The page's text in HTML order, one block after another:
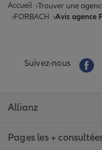
Accueil Trouver une
FORBACH
Avis agence
Suivez-nous
Allianz
Pages les +